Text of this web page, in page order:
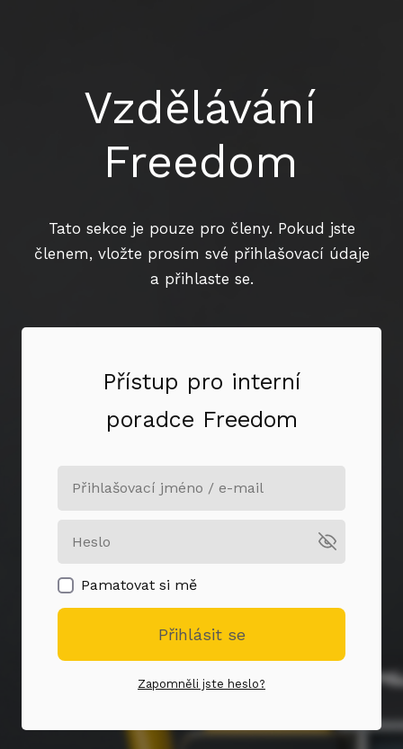
Vzdělávání
Freedom
Tato sekce je pouze pro členy. Pokud jste
členem, vložte prosím své přihlašovací údaje
a přihlaste se.
Přístup pro interní
poradce Freedom
Pamatovat si mě
Přihlásit se
Zapomněli jste heslo?